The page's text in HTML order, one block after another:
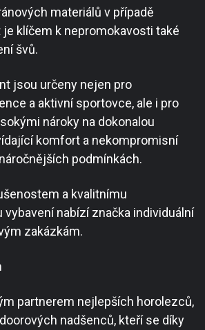
materiálů v případě
je klíčem k nepromokavosti také
švů.
jsou určeny nejen pro
a aktivní sportovce, ale i pro
nároky na dokonalou
komfort a nekompromisní
podmínkách.
a kvalitnímu
nabízí značka individuální
zakázkám.
partnerem nejlepších horolezců,
nadšenců, kteří se díky